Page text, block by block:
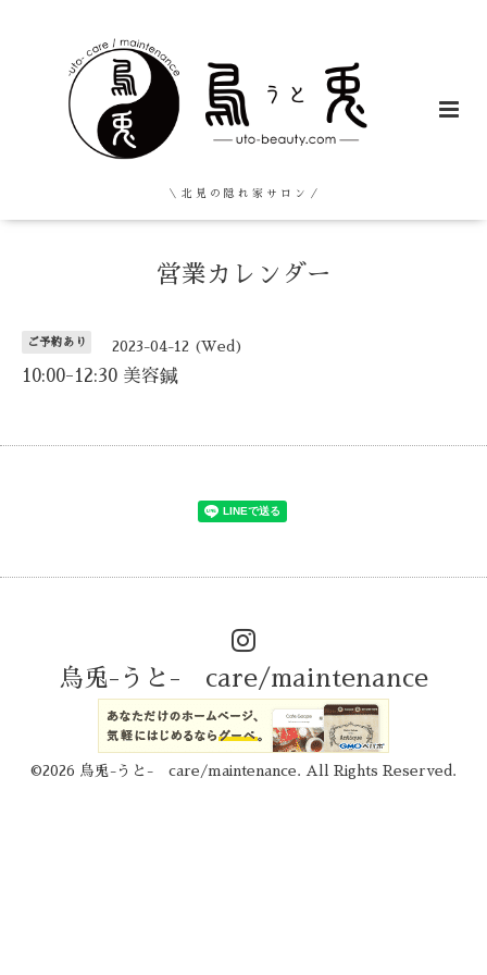
＼ 北 見 の 隠 れ 家 サ ロ ン ／
営業カレンダー
ご予約あり 2023-04-12 (Wed)
10:00-12:30 美容鍼
烏兎-うと- care/maintenance
©2026 烏兎-うと- care/maintenance . All Rights Reserved.